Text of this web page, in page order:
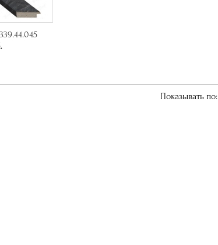
Показывать по: